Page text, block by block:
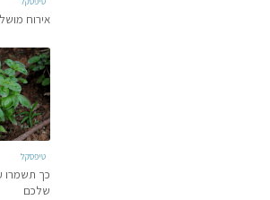
אירוח
טיפסקל
כך תשמרו
שלכם